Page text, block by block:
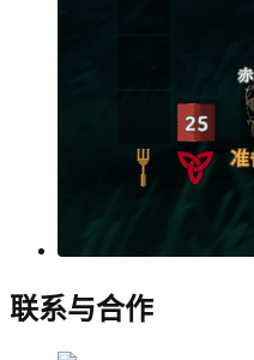
联系与合作